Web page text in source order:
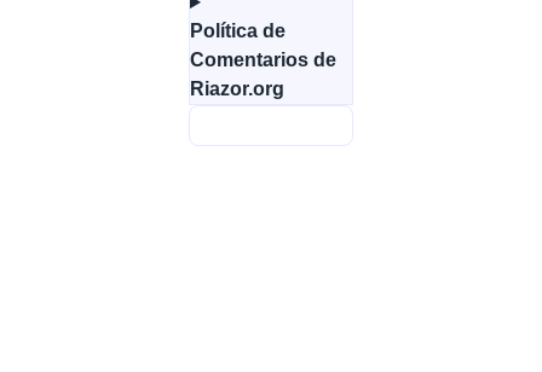
Política de
Comentarios de
Riazor.org